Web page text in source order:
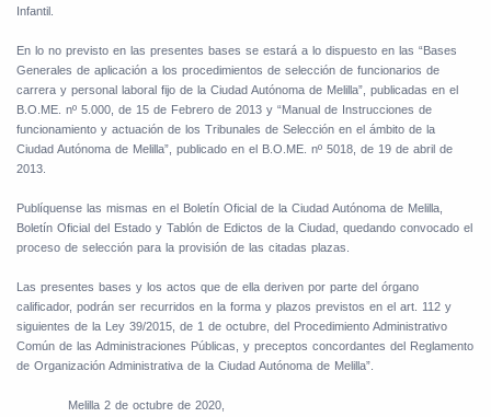
Infantil.
En lo no previsto en las presentes bases se estará a lo dispuesto en las “Bases
Generales de aplicación a los procedimientos de selección de funcionarios de
carrera y personal laboral fijo de la Ciudad Autónoma de Melilla”, publicadas en el
B.O.ME. nº 5.000, de 15 de Febrero de 2013 y “Manual de Instrucciones de
funcionamiento y actuación de los Tribunales de Selección en el ámbito de la
Ciudad Autónoma de Melilla”, publicado en el B.O.ME. nº 5018, de 19 de abril de
2013.
Publíquense las mismas en el Boletín Oficial de la Ciudad Autónoma de Melilla,
Boletín Oficial del Estado y Tablón de Edictos de la Ciudad, quedando convocado el
proceso de selección para la provisión de las citadas plazas.
Las presentes bases y los actos que de ella deriven por parte del órgano
calificador, podrán ser recurridos en la forma y plazos previstos en el art. 112 y
siguientes de la Ley 39/2015, de 1 de octubre, del Procedimiento Administrativo
Común de las Administraciones Públicas, y preceptos concordantes del Reglamento
de Organización Administrativa de la Ciudad Autónoma de Melilla”.
Melilla 2 de octubre de 2020,